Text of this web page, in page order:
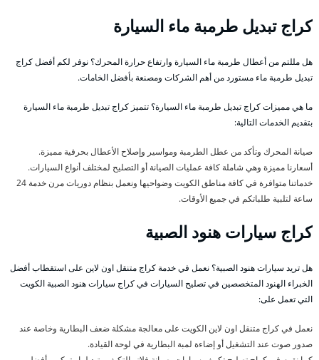
كراج تبديل طرمبة ماء السيارة
هل مللتم من أعطال طرمبة ماء السيارة وارتفاع حرارة المحرك؟ نوفر لكم أفضل كراج
تبديل طرمبة ماء مستورد من أهم الشركات ومصنعة بأفضل الخامات.
ما هي مميزات كراج تبديل طرمبة ماء السيارة؟ تتميز كراج تبديل طرمبة ماء السيارة
بتقديم الخدمات التالية:
صيانة المحرك وتأكد من عطل الطرمبة ومواسير وإصلاح الأعطال بحرفية مميزة.
أسعارنا مميزة وهي شاملة كافة عمليات الصيانة أو التصليح لمختلف أنواع السيارات.
خدماتنا متوافرة في كافة مناطق الكويت وضواحيها ونعمل بنظام دوريات مرن خدمة 24
ساعة لتلبية طلباتكم في جميع الأوقات.
كراج سيارات هنود الصبية
هل تريد سيارات هنود الصبية؟ نعمل في خدمة كراج متنقل اون لاين على استقطاب أفضل
الخبراء الهنود المتخصصين في تصليح السيارات في كراج سيارات هنود الصبية الكويت
التي تعمل على:
نعمل في كراج متنقل اون لاين الكويت على معالجة مشكلة ضعف البطارية وخاصة عند
صدور صوت عند التشغيل أو إضاءة لمبة البطارية في لوحة القيادة.